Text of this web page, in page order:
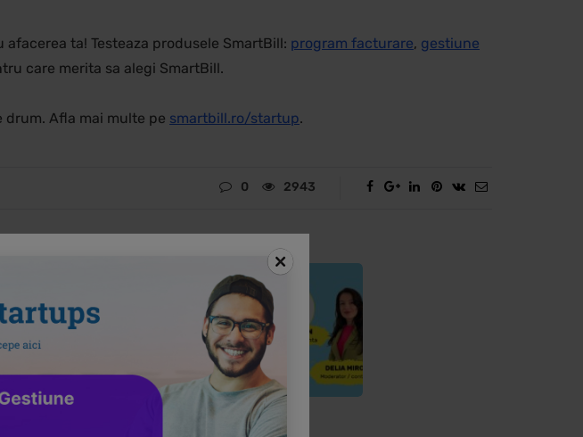
ta! Testeaza produsele SmartBill: program facturare, gestiune
care merita sa alegi SmartBill.
Afla mai multe pe smartbill.ro/startup.
0 2943
– Pastila de
contabilitate